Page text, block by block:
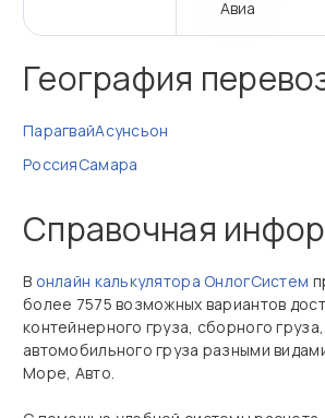
Авиа
География
ПарагвайАсунсьон
РоссияСамара
Справочная
В онлайн калькулятора ОнлогСистем
более 7575 возможных вариантов
контейнерного груза, сборного груза,
автомобильного груза разными
Море, Авто.